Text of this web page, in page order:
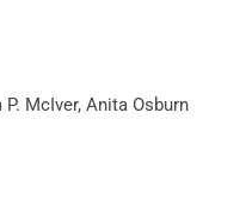
McIver, Anita Osburn